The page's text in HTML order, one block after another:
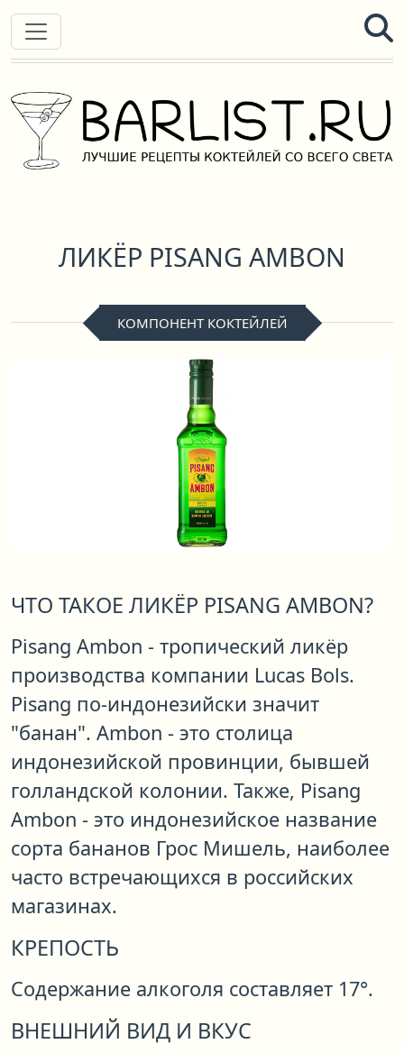
ЛИКЁР PISANG AMBON
КОМПОНЕНТ КОКТЕЙЛЕЙ
ЧТО ТАКОЕ ЛИКЁР PISANG AMBON?
Pisang Ambon - тропический ликёр
производства компании Lucas Bols.
Pisang по-индонезийски значит
"банан". Ambon - это столица
индонезийской провинции, бывшей
голландской колонии. Также, Pisang
Ambon - это индонезийское название
сорта бананов Грос Мишель, наиболее
часто встречающихся в российских
магазинах.
КРЕПОСТЬ
Содержание алкоголя составляет 17°.
ВНЕШНИЙ ВИД И ВКУС